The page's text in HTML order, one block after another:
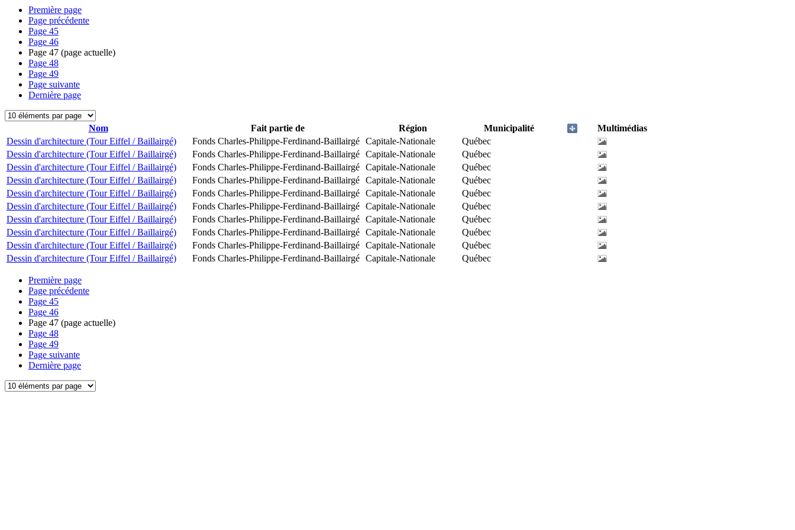
Première page
Page précédente
Page 45
Page 46
Page 47 (page actuelle)
Page 48
Page 49
Page suivante
Dernière page
Nom Fait partie de Région Municipalité
Multimédias
Dessin d'architecture (Tour Eiffel / Baillairgé)
Fonds Charles-Philippe-Ferdinand-Baillairgé Capitale-Nationale
Québec
Dessin d'architecture (Tour Eiffel / Baillairgé)
Fonds Charles-Philippe-Ferdinand-Baillairgé Capitale-Nationale
Québec
Dessin d'architecture (Tour Eiffel / Baillairgé)
Fonds Charles-Philippe-Ferdinand-Baillairgé Capitale-Nationale
Québec
Dessin d'architecture (Tour Eiffel / Baillairgé)
Fonds Charles-Philippe-Ferdinand-Baillairgé Capitale-Nationale
Québec
Dessin d'architecture (Tour Eiffel / Baillairgé)
Fonds Charles-Philippe-Ferdinand-Baillairgé Capitale-Nationale
Québec
Dessin d'architecture (Tour Eiffel / Baillairgé)
Fonds Charles-Philippe-Ferdinand-Baillairgé Capitale-Nationale
Québec
Dessin d'architecture (Tour Eiffel / Baillairgé)
Fonds Charles-Philippe-Ferdinand-Baillairgé Capitale-Nationale
Québec
Dessin d'architecture (Tour Eiffel / Baillairgé)
Fonds Charles-Philippe-Ferdinand-Baillairgé Capitale-Nationale
Québec
Dessin d'architecture (Tour Eiffel / Baillairgé)
Fonds Charles-Philippe-Ferdinand-Baillairgé Capitale-Nationale
Québec
Dessin d'architecture (Tour Eiffel / Baillairgé)
Fonds Charles-Philippe-Ferdinand-Baillairgé Capitale-Nationale Québec
Première page
Page précédente
Page 45
Page 46
Page 47 (page actuelle)
Page 48
Page 49
Page suivante
Dernière page